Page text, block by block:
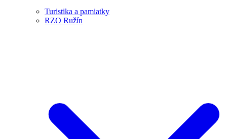
Turistika a pamiatky
RZO Ružín